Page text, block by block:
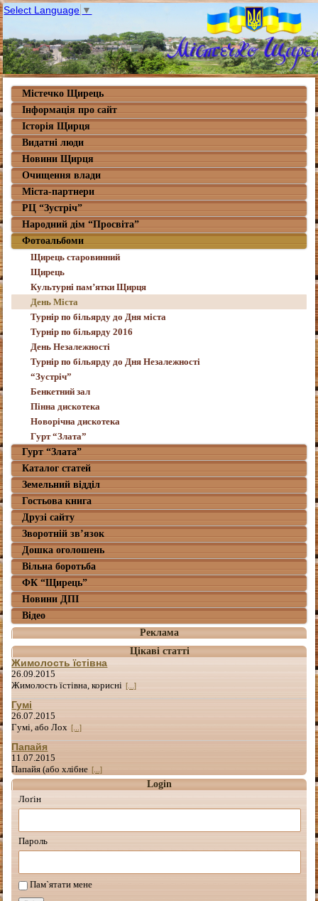
Select Language ▼
Містечко Щирець
Інформація про сайт
Історія Щирця
Видатні люди
Новини Щирця
Очищення влади
Міста-партнери
РЦ “Зустріч”
Народний дім “Просвіта”
Фотоальбоми
Щирець старовинний
Щирець
Культурні пам’ятки Щирця
День Міста
Турнір по більярду до Дня міста
Турнір по більярду 2016
День Незалежності
Турнір по більярду до Дня Незалежності
“Зустріч”
Бенкетний зал
Пінна дискотека
Новорічна дискотека
Гурт “Злата”
Гурт “Злата”
Каталог статей
Земельний відділ
Гостьова книга
Друзі сайту
Зворотній зв’язок
Дошка оголошень
Вільна боротьба
ФК “Щирець”
Новини ДПІ
Відео
Реклама
Цікаві статті
Жимолость їстівна
26.09.2015
Жимолость їстівна, корисні [...]
Гумі
26.07.2015
Гумі, або Лох [...]
Папайя
11.07.2015
Папайя (або хлібне [...]
Login
Лоґін
Пароль
Пам`ятати мене